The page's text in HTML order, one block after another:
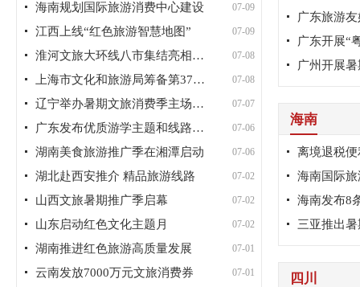
海南规划国际旅游消费中心建设 07-09
江西上线“红色旅游智慧地图” 07-09
淮河文旅大环线八市集结亮相河南 07-08
上海市文化和旅游局筹备第37届上... 07-08
辽宁举办暑期文旅消费季主场活动 07-07
广东发布优质游学主题和线路指引 07-06
湖南美食旅游推广季在湘潭启动 07-06
湖北赴西安推介 精品旅游线路 07-02
山西文旅暑期推广季启幕 07-02
山东启动红色文化主题月 07-02
湖南推进红色旅游高质量发展 07-01
云南发放7000万元文旅消费券 07-01
海南
海南发布8
三亚推出
四川